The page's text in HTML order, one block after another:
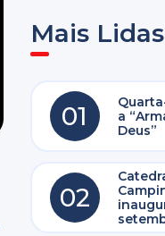
Mais Lidas
01
a
Deus”
02